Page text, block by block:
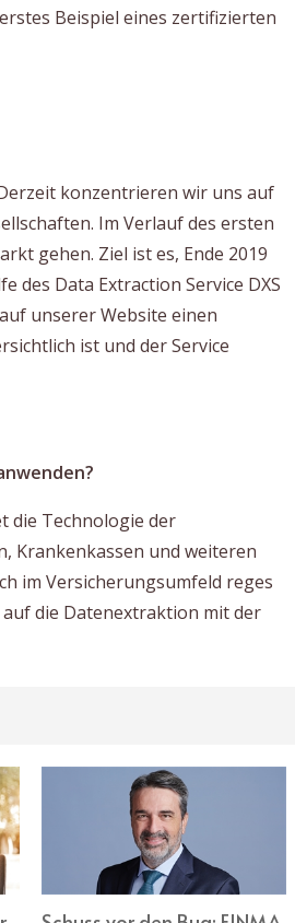
Beispiel eines zertifizierten
konzentrieren wir uns auf
Im Verlauf des ersten
gehen. Ziel ist es, Ende 2019
des Data Extraction Service DXS
unserer Website einen
ist und der Service
die Technologie der
Krankenkassen und weiteren
im Versicherungsumfeld reges
die Datenextraktion mit der